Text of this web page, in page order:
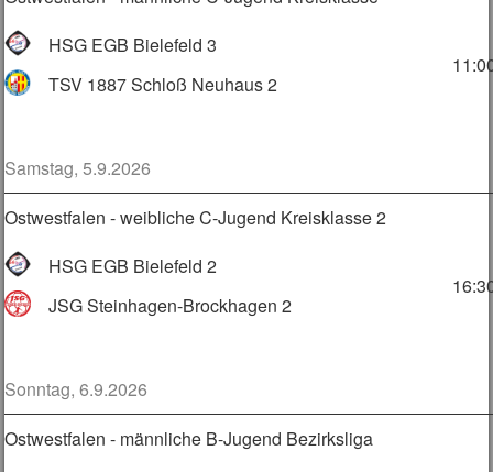
HSG EGB Bielefeld 3
TSV 1887 Schloß Neuhaus 2
Samstag, 5.9.2026
Ostwestfalen - weibliche C-Jugend Kreisklasse 2
HSG EGB Bielefeld 2
JSG Steinhagen-Brockhagen 2
Sonntag, 6.9.2026
Ostwestfalen - männliche B-Jugend Bezirksliga